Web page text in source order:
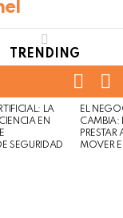
TRENDING
LA
EN
SEGURIDAD
EL
CAMBIA:
MOVER